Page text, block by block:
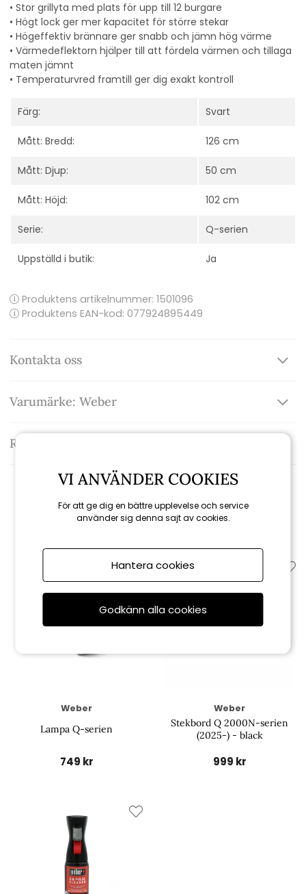
• Stor grillyta med plats för upp till 12 burgare
• Högt lock ger mer kapacitet för större stekar
• Högeffektiv brännare ger snabb och jämn hög värme
• Värmedeflektorn hjälper till att fördela värmen och tillaga
maten jämnt
• Temperaturvred framtill ger dig exakt kontroll
Färg: Svart
Mått: Bredd: 126 cm
Mått: Djup: 50 cm
Mått: Höjd: 102 cm
Serie: Q-serien
Uppställd i butik: Ja
Produktens artikelnummer: 1501096
Produktens EAN-kod: 077924895449
Kontakta oss
Varumärke: Weber
Recensioner
Relaterade produkter
Weber
Lampa Q-serien
749 kr
Weber
Stekbord Q 2000N-serien
(2025-) - black
999 kr
VI ANVÄNDER COOKIES
För att ge dig en bättre upplevelse och service
använder sig denna sajt av cookies.
Hantera cookies
Godkänn alla cookies